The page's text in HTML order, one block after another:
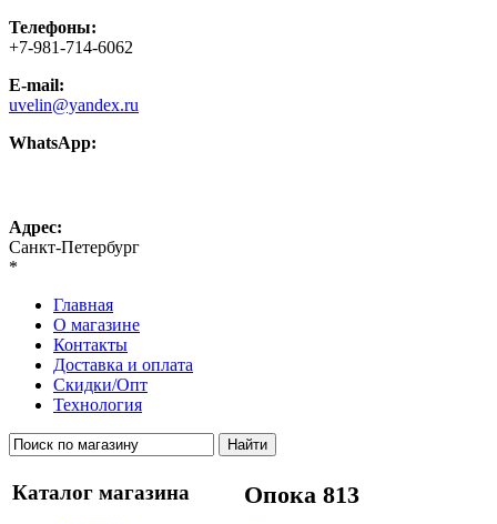
Телефоны:
+7-981-714-6062
E-mail:
uvelin@yandex.ru
WhatsApp:
Адрес:
Санкт-Петербург
*
Главная
О магазине
Контакты
Доставка и оплата
Скидки/Опт
Технология
Каталог магазина Опока 813